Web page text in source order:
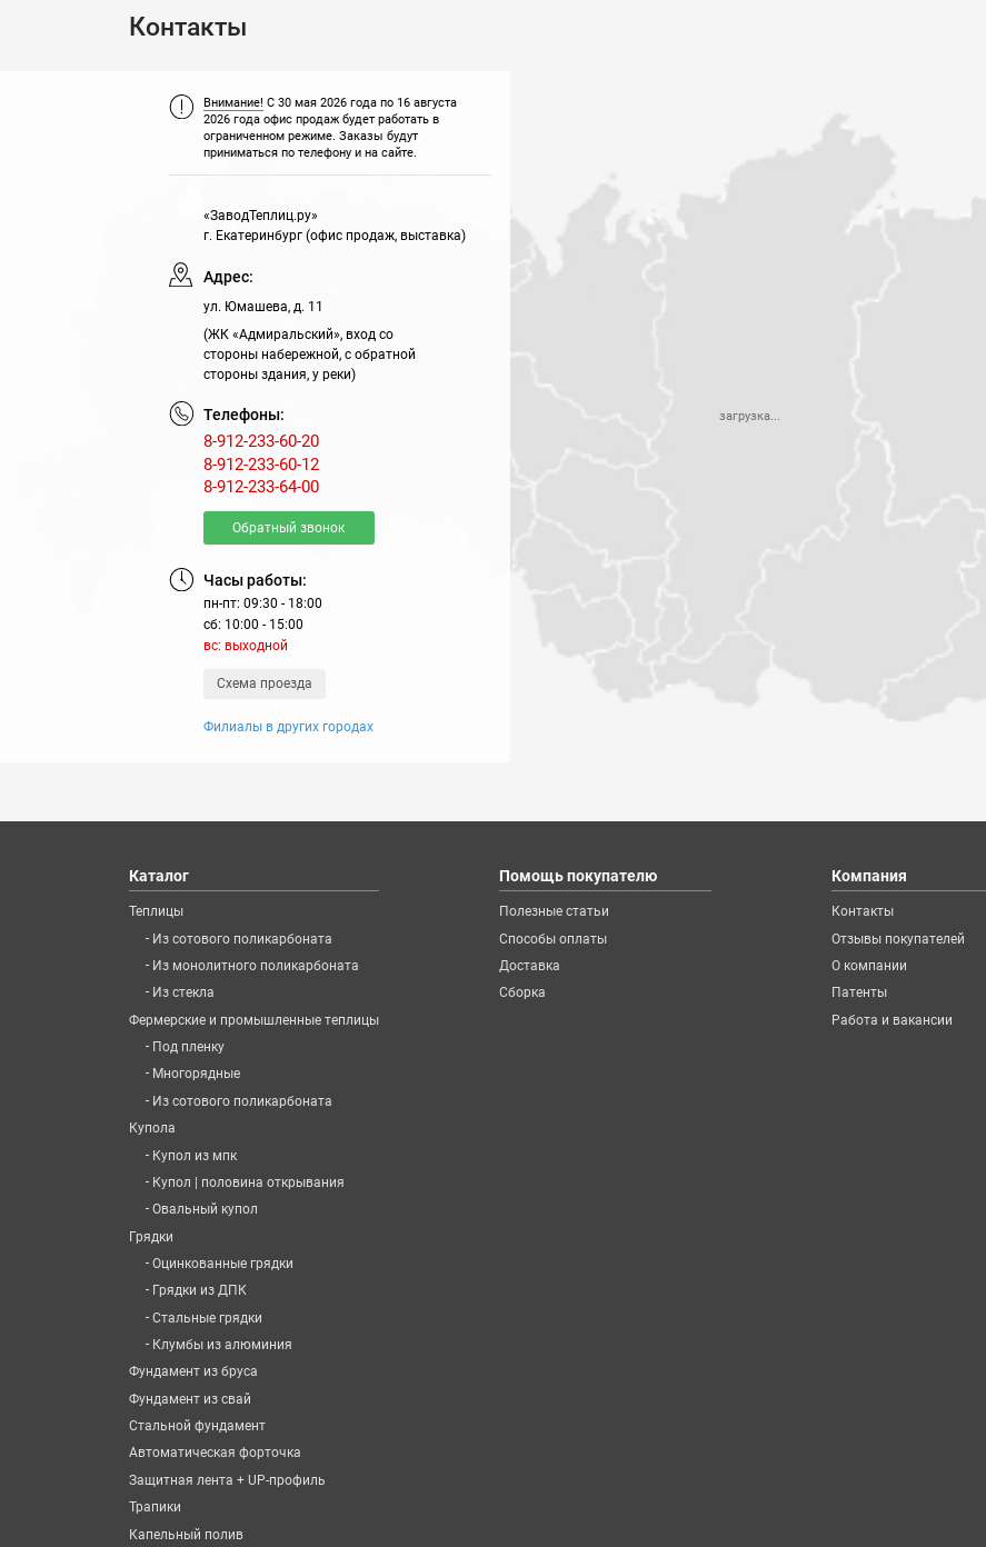
Контакты
Внимание! С 30 мая 2026 года по 16 августа
2026 года офис продаж будет работать в
ограниченном режиме. Заказы будут
приниматься по телефону и на сайте.
«ЗаводТеплиц.ру»
г. Екатеринбург (офис продаж, выставка)
Адрес:
ул. Юмашева, д. 11
(ЖК «Адмиральский», вход со
стороны набережной, с обратной
стороны здания, у реки)
Телефоны:
8-912-233-60-20
8-912-233-60-12
8-912-233-64-00
Обратный звонок
Часы работы:
пн-пт: 09:30 - 18:00
сб: 10:00 - 15:00
вс: выходной
Схема проезда
Филиалы в других городах
загрузка...
Каталог
Теплицы
- Из сотового поликарбоната
- Из монолитного поликарбоната
- Из стекла
Фермерские и промышленные теплицы
- Под пленку
- Многорядные
- Из сотового поликарбоната
Купола
- Купол из мпк
- Купол | половина открывания
-Овальный купол
Грядки
-Оцинкованные грядки
- Грядки из ДПК
-Стальные грядки
- Клумбы из алюминия
Фундамент из бруса
Фундамент из свай
Стальной фундамент
Автоматическая форточка
Защитная лента + UP-профиль
Трапики
Капельный полив
Помощь покупателю
Полезные статьи
Способы оплаты
Доставка
Сборка
Компания
Контакты
Отзывы покупателей
О компании
Патенты
Работа и вакансии